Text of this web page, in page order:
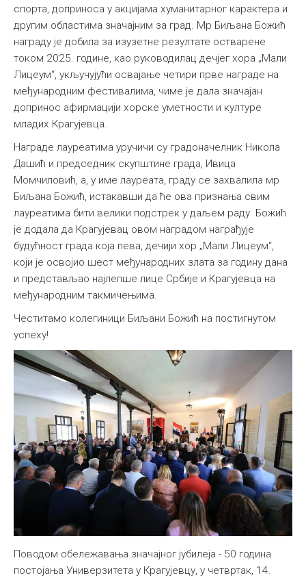
спорта, доприноса у акцијама хуманитарног карактера и
другим областима значајним за град. Мр Биљана Божић
награду је добила за изузетне резултате остварене
током 2025. године, као руководилац дечјег хора „Мали
Лицеум“, укључујући освајање четири прве награде на
међународним фестивалима, чиме је дала значајан
допринос афирмацији хорске уметности и културе
младих Крагујевца.
Награде лауреатима уручичи су градоначелник Никола
Дашић и председник скупштине града, Ивица
Момчиловић, а, у име лауреата, граду се захвалила мр
Биљана Божић, истакавши да ће ова признања свим
лауреатима бити велики подстрек у даљем раду. Божић
је додала да Крагујевац овом наградом награђује
будућност града која пева, дечији хор „Мали Лицеум“,
који је освојио шест међународних злата за годину дана
и представљао најлепше лице Србије и Крагујевца на
међународним такмичењима.
Честитамо колегиници Биљани Божић на постигнутом
успеху!
Поводом обележавања значајног јубилеја - 50 година
постојања Универзитета у Крагујевцу, у четвртак, 14.